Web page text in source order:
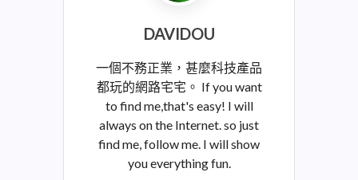
DAVIDOU
一個不務正業，甚麼科技產品
都玩的網路宅宅。 If you want
to find me,that's easy! I will
always on the Internet. so just
find me, follow me. I will show
you everything fun.